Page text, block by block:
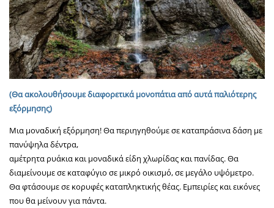
(Θα ακολουθήσουμε διαφορετικά μονοπάτια από αυτά παλιότερης
εξόρμησης)
Μια μοναδική εξόρμηση! Θα περιηγηθούμε σε καταπράσινα δάση με
πανύψηλα δέντρα,
αμέτρητα ρυάκια και μοναδικά είδη χλωρίδας και πανίδας. Θα
διαμείνουμε σε καταφύγιο σε μικρό οικισμό, σε μεγάλο υψόμετρο.
Θα φτάσουμε σε κορυφές καταπληκτικής θέας. Εμπειρίες και εικόνες
που θα μείνουν για πάντα.